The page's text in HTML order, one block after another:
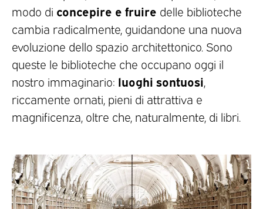
modo di concepire e fruire delle biblioteche
cambia radicalmente, guidandone una nuova
evoluzione dello spazio architettonico. Sono
queste le biblioteche che occupano oggi il
nostro immaginario: luoghi sontuosi,
riccamente ornati, pieni di attrattiva e
magnificenza, oltre che, naturalmente, di libri.